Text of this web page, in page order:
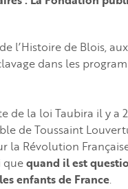
l’Histoire de Blois,
dans les
de la loi Taubira il y a
de Toussaint
la Révolution
quequand il est
enfants de France.